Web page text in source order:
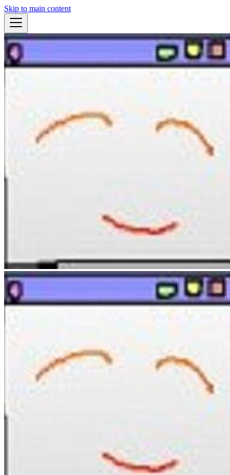
Skip to main content